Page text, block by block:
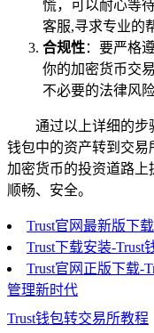
慌，可以耐心等
客服,寻求专业的
合规性：要严格
你的加密货币交
不必要的法律风险
通过以上详细的步
钱包中的资产转到交
加密货币的投资道路上
顺畅、安全。
Trust官网最新版下
Trust下载安装-Trust
Trust官网正版下载-
管理新时代
Trust钱包转交易所教程